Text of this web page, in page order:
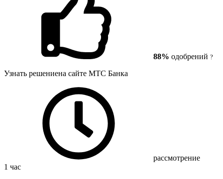
88% одобрений ?
Узнать решениена сайте МТС Банка
рассмотрение
1 час